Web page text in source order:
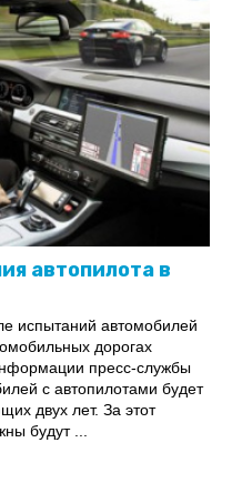
автопилота в
испытаний автомобилей
дорогах
пресс-службы
с автопилотами будет
двух лет. За этот
будут ...